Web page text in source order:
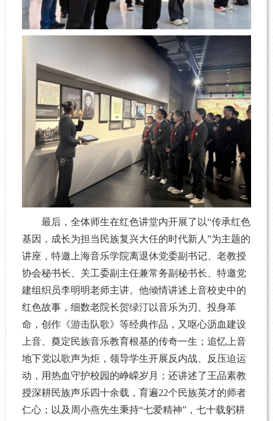
最后，全体师生在红色讲堂内开展了以“传承红色
基因，成长为担当民族复兴大任的时代新人”为主题的
讲座，特邀上海音乐学院离退休党委副书记、老教授
协会秘书长、关工委副主任兼常务副秘书长、特邀党
建组织员李明明老师主讲。他倾情讲述上音校史中的
红色故事，细数老院长贺绿汀以音乐为刃、投身革
命，创作《游击队歌》等经典作品，又呕心沥血建设
上音、奠定民族音乐教育根基的传奇一生；追忆上音
地下党以歌声为炬，领导学生开展反内战、反压迫运
动，用热血守护校园的峥嵘岁月；还讲述了王品素教
授深耕民族声乐四十余载，育遍22个民族英才的师者
仁心；以及周小燕先生秉持“七爱精神”，七十载躬耕